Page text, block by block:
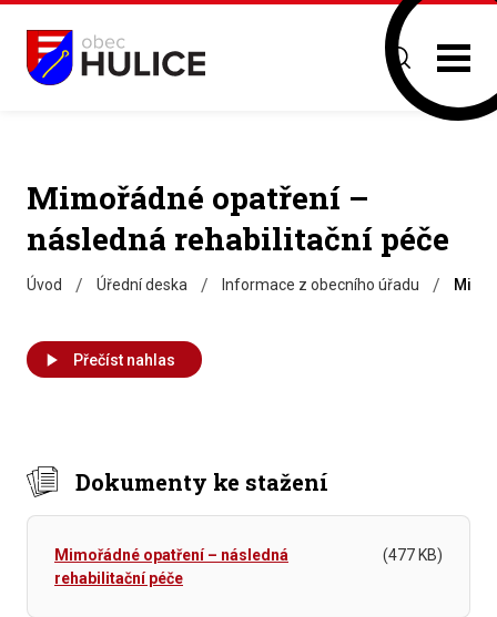
Mimořádné opatření –
následná rehabilitační péče
Úvod / Úřední deska / Informace z obecního úřadu /
Přečíst nahlas
Dokumenty ke stažení
Mimořádné opatření – následná
rehabilitační péče
(477 KB)